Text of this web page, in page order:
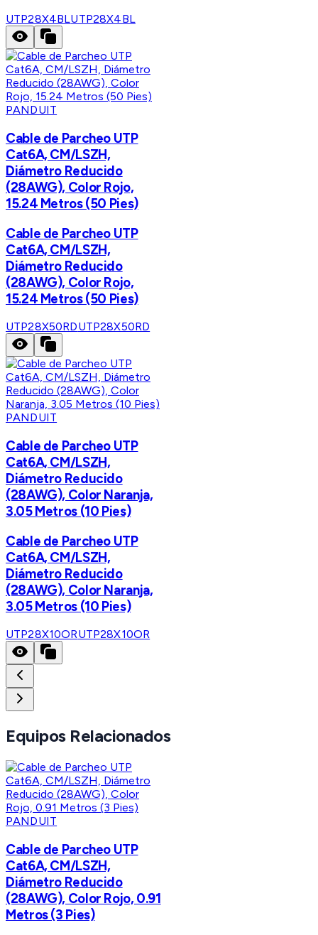
UTP28X4BLUTP28X4BL
PANDUIT
Cable de Parcheo UTP
Cat6A, CM/LSZH,
Diámetro Reducido
(28AWG), Color Rojo,
15.24 Metros (50 Pies)
Cable de Parcheo UTP
Cat6A, CM/LSZH,
Diámetro Reducido
(28AWG), Color Rojo,
15.24 Metros (50 Pies)
UTP28X50RDUTP28X50RD
PANDUIT
Cable de Parcheo UTP
Cat6A, CM/LSZH,
Diámetro Reducido
(28AWG), Color Naranja,
3.05 Metros (10 Pies)
Cable de Parcheo UTP
Cat6A, CM/LSZH,
Diámetro Reducido
(28AWG), Color Naranja,
3.05 Metros (10 Pies)
UTP28X10ORUTP28X10OR
Equipos Relacionados
PANDUIT
Cable de Parcheo UTP
Cat6A, CM/LSZH,
Diámetro Reducido
(28AWG), Color Rojo, 0.91
Metros (3 Pies)